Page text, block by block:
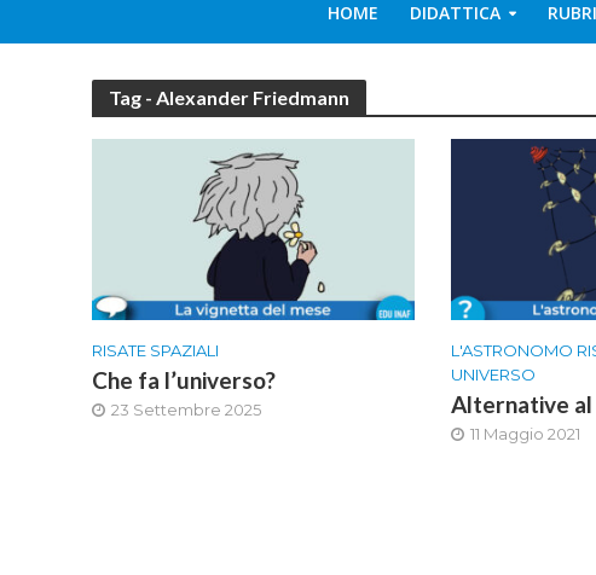
HOME DIDATTICA
Tag - Alexander Friedmann
RISATE SPAZIALI
Che fa l’universo?
23 Settembre 2025
L'ASTRONOMO
UNIVERSO
Alternative al
11 Maggio 2021